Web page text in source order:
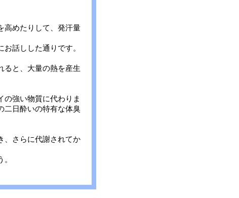
高めたりして、発汗量
話しした通りです。
ると、大量の熱を産生
の強い物質に代わりま
二日酔いの特有な体臭
、さらに代謝されてか